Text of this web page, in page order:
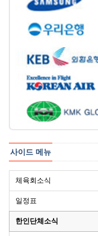
사이드 메뉴
체육회소식
일정표
한인단체소식